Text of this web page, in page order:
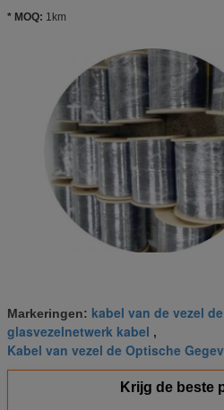
* MOQ: 1km
Markeringen: kabel van de vezel
glasvezelnetwerk kabel ,
Kabel van vezel de Optische
Krijg de beste